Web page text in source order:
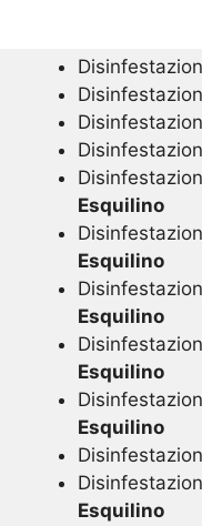
Esquilino
Esquilino
Esquilino
Esquilino
Esquilino
Esquilino